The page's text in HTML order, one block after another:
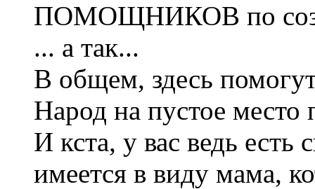
ПОМОЩНИКОВ по
... а так...
В общем, здесь
Народ на пустое место
И кста, у вас ведь есть
имеется в виду мама,